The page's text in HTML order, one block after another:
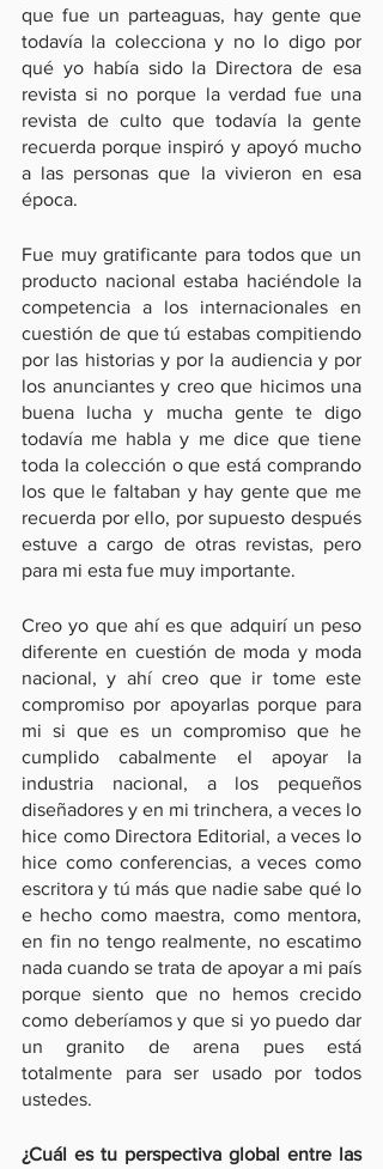
que fue un parteaguas, hay gente que
todavía la colecciona y no lo digo por
qué yo había sido la Directora de esa
revista si no porque la verdad fue una
revista de culto que todavía la gente
recuerda porque inspiró y apoyó mucho
a las personas que la vivieron en esa
época.
Fue muy gratificante para todos que un
producto nacional estaba haciéndole la
competencia a los internacionales en
cuestión de que tú estabas compitiendo
por las historias y por la audiencia y por
los anunciantes y creo que hicimos una
buena lucha y mucha gente te digo
todavía me habla y me dice que tiene
toda la colección o que está comprando
los que le faltaban y hay gente que me
recuerda por ello, por supuesto después
estuve a cargo de otras revistas, pero
para mi esta fue muy importante.
Creo yo que ahí es que adquirí un peso
diferente en cuestión de moda y moda
nacional, y ahí creo que ir tome este
compromiso por apoyarlas porque para
mi si que es un compromiso que he
cumplido cabalmente el apoyar la
industria nacional, a los pequeños
diseñadores y en mi trinchera, a veces lo
hice como Directora Editorial, a veces lo
hice como conferencias, a veces como
escritora y tú más que nadie sabe qué lo
e hecho como maestra, como mentora,
en fin no tengo realmente, no escatimo
nada cuando se trata de apoyar a mi país
porque siento que no hemos crecido
como deberíamos y que si yo puedo dar
un granito de arena pues está
totalmente para ser usado por todos
ustedes.
¿Cuál es tu perspectiva global entre las